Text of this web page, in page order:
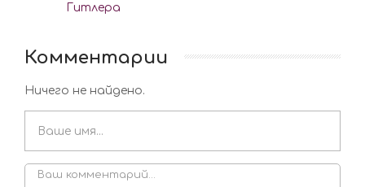
Гитлера
Комментарии
Ничего не найдено.